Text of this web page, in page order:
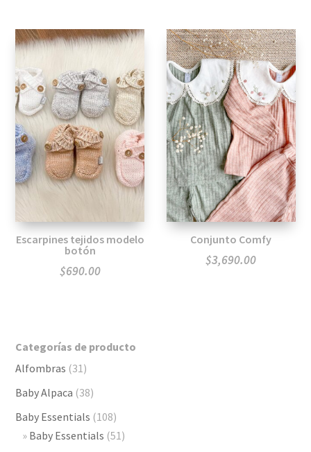
Escarpines tejidos modelo
botón
$690.00
Conjunto Comfy
$3,690.00
Categorías de producto
Alfombras (31)
Baby Alpaca (38)
Baby Essentials (108)
Baby Essentials (51)